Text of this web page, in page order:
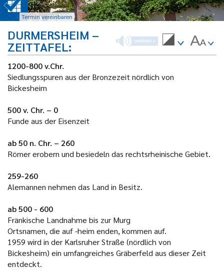
Termin vereinbaren
DURMERSHEIM –
ZEITTAFEL
1200-800 v.Chr.
Siedlungsspuren aus der Bronzezeit nördlich von
Bickesheim
500 v. Chr. – 0
Funde aus der Eisenzeit
ab 50 n. Chr. – 260
Römer erobern und besiedeln das rechtsrheinische Gebiet.
259-260
Alemannen nehmen das Land in Besitz.
ab 500 - 600
Fränkische Landnahme bis zur Murg
Ortsnamen, die auf -heim enden, kommen auf.
1959 wird in der Karlsruher Straße (nördlich von
Bickesheim) ein umfangreiches Gräberfeld aus dieser Zeit
entdeckt.